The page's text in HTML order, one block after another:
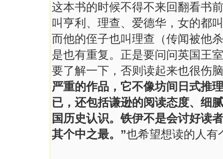
这本书的时候不得不来回翻看书
叫亨利、理查、爱德华，女的都
而他的侄子也叫理查（传闻被他
是也有重复。正是要问问英国王
要了解一下，否则读起来也很伤
严重的作品，它不像坊间日式推
已，还包括谦逊的阅读态度、细
国历史认识。铁伊不是会讨好读
其个中之最。”也希望想读的人有